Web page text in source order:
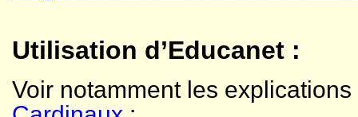
Utilisation d’Educanet :
Voir notamment les explications